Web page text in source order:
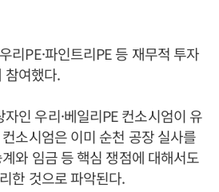
리PE·파인트리PE 등 재무적 투자
참여했다.
인 우리·베일리PE 컨소시엄이 유
소시엄은 이미 순천 공장 실사를
와 임금 등 핵심 쟁점에 대해서도
한 것으로 파악된다.